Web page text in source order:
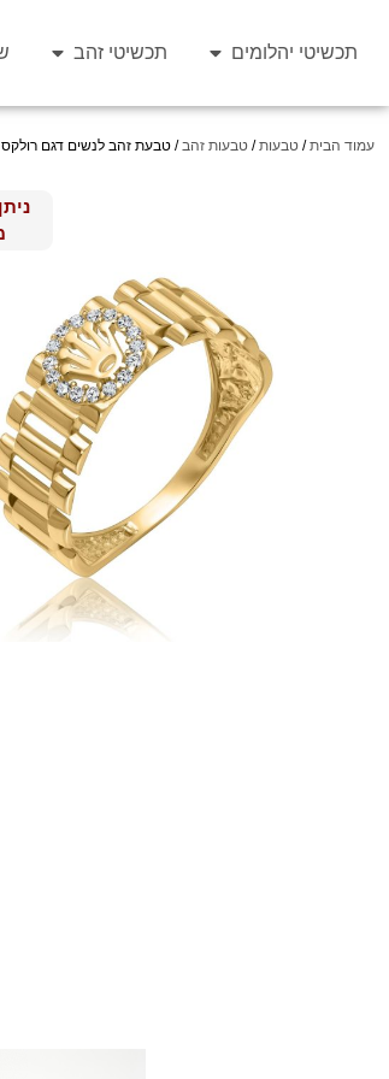
תכשיטי יהלומים תכשיטי זהב
עמוד הבית/ טבעות/ טבעות זהב/ טבעת זהב לנשים דגם רולקס